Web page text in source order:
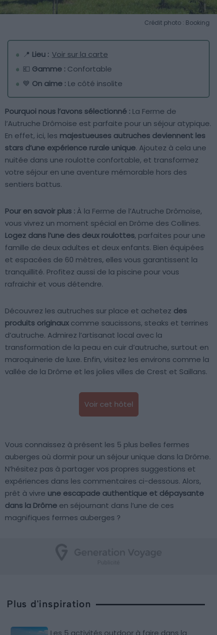
Crédit photo : Booking
📍 Lieu : Voir sur la carte
💶 Gamme : Confortable
💙 On aime : Le côté insolite
Pourquoi nous l’avons sélectionné : La Ferme de
l’Autruche Drômoise est parfaite pour un séjour atypique.
En effet, ici, les majestueuses autruches deviennent les
stars d’une expérience rurale unique. Ajoutez à cela une
nuitée dans une roulotte confortable, et transformez
votre séjour en une aventure mémorable hors des
sentiers battus.
Pour en savoir plus :À la Ferme de l’Autruche Drômoise,
vous vivrez un moment spécial en Drôme des Collines.
Logez dans l’une des deux roulottes, parfaites pour une
famille de deux adultes et deux enfants. Bien équipées
et espacées de 60 mètres, elles vous garantissent la
tranquillité. Profitez aussi de la piscine pour vous
rafraichir et vous détendre.
Découvrez les autruches sur place et achetez des
produits originauxcomme saucissons, steaks et terrines
d’autruche. Admirez l’artisanat local avec la
transformation de la peau en cuir d’autruche, surtout en
maroquinerie de luxe. Enfin, visitez les environs comme la
vallée de la Drôme et les jolies villes de Crest et Saillans.
Voir cet hôtel
Vous connaissez à présent les 5 plus belles fermes
auberges où dormir pour un séjour unique dans la Drôme.
N’hésitez pas à partager vos propres suggestions et
expériences dans les commentaires ci-dessous. Alors,
prêt à vivre une escapade authentique et dépaysante
dans la Drôme en séjournant dans l’une de ces
magnifiques fermes auberges ?
Plus d'inspiration
Les 5 activités outdoor à faire dans la